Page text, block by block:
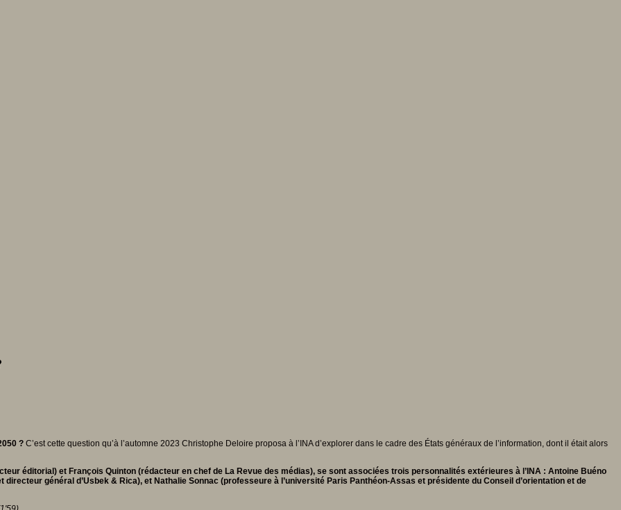
? C’est cette question qu’à l’automne 2023 Christophe Deloire proposa à l’INA d’explorer dans le cadre des États généraux de l’information, dont il était alors
éditorial) et François Quinton (rédacteur en chef de La Revue des médias), se sont associées trois personnalités extérieures à l’INA : Antoine Buéno
général d’Usbek & Rica), et Nathalie Sonnac (professeure à l’université Paris Panthéon-Assas et présidente du Conseil d’orientation et de